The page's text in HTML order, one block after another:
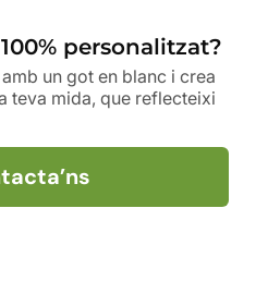
personalitzat?
un got en blanc i crea
teva mida, que reflecteixi